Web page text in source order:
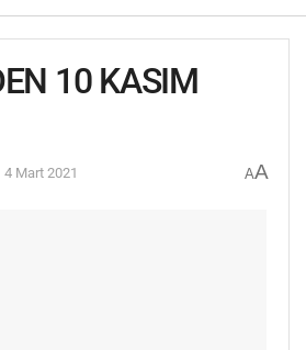
10 KASIM
4 Mart 2021 AA